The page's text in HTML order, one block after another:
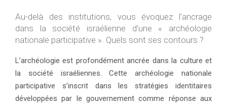
Au-delà des institutions, vous évoquez l’ancrage
dans la société israélienne d’une « archéologie
nationale participative ». Quels sont ses contours ?
L’archéologie est profondément ancrée dans la culture et
la société israéliennes. Cette archéologie nationale
participative s’inscrit dans les stratégies identitaires
développées par le gouvernement comme réponse aux